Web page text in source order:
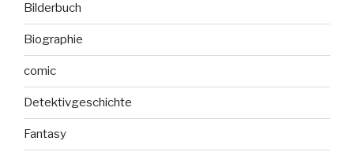
Bilderbuch
Biographie
comic
Detektivgeschichte
Fantasy